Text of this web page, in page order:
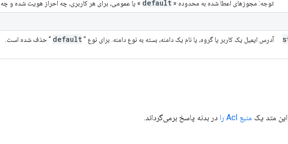
توجه: مجوزهای اعطا شده به محدوده « default » یا عمومی، برای هر کاربری، چه احراز هویت شده و
آدرس ایمیل یک کاربر یا گروه، یا نام یک دامنه، بسته به نوع دامنه. برای نوع "default " حذف شده است.
متد یک منبع Acl را در بدنه پاسخ برمی‌گرداند.